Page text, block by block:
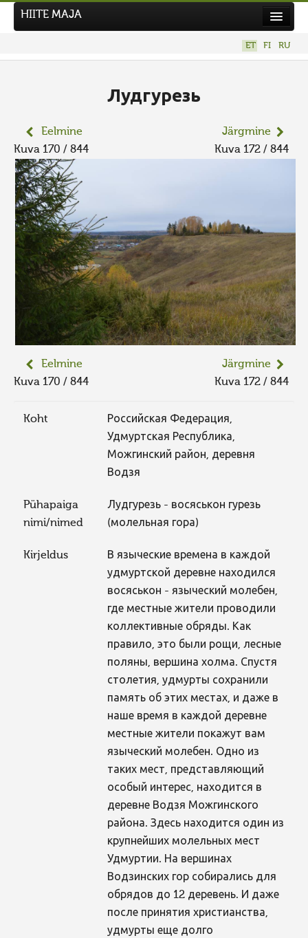
Tegutse
Kuvavõistlused
UUS KUVAVÕISTLUS
Hiite kuvavõistlus 2026
VANEMAD KUVAVÕISTLUSED
Kontakt
HIITE MAJA
ET FI RU
Лудгурезь
Eelmine
Kuva 170 / 844
Järgmine
Kuva 172 / 844
Eelmine
Kuva 170 / 844
Järgmine
Kuva 172 / 844
Koht
Российская Федерация,
Удмуртская Республика,
Можгинский район, деревня
Водзя
Pühapaiga
nimi/nimed
Лудгурезь - восяськон гурезь
(молельная гора)
Kirjeldus
В языческие времена в каждой
удмуртской деревне находился
восяськон - языческий молебен,
где местные жители проводили
коллективные обряды. Как
правило, это были рощи, лесные
поляны, вершина холма. Спустя
столетия, удмурты сохранили
память об этих местах, и даже в
наше время в каждой деревне
местные жители покажут вам
языческий молебен. Одно из
таких мест, представляющий
особый интерес, находится в
деревне Водзя Можгинского
района. Здесь находится один из
крупнейших молельных мест
Удмуртии. На вершинах
Водзинских гор собирались для
обрядов до 12 деревень. И даже
после принятия христианства,
удмурты еще долго